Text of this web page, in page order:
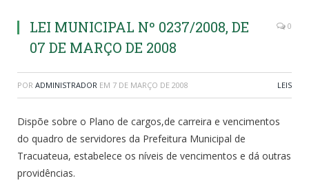
LEI MUNICIPAL Nº 0237/2008, DE
07 DE MARÇO DE 2008
0
POR ADMINISTRADOR EM 7 DE MARÇO DE 2008 LEIS
Dispõe sobre o Plano de cargos,de carreira e vencimentos
do quadro de servidores da Prefeitura Municipal de
Tracuateua, estabelece os níveis de vencimentos e dá outras
providências.